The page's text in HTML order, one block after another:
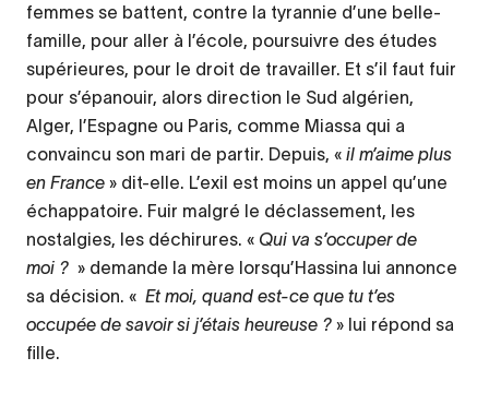
femmes se battent, contre la tyrannie d’une belle-
famille, pour aller à l’école, poursuivre des études
supérieures, pour le droit de travailler. Et s’il faut fuir
pour s’épanouir, alors direction le Sud algérien,
Alger, l’Espagne ou Paris, comme Miassa qui a
convaincu son mari de partir. Depuis, « il m’aime plus
en France » dit-elle. L’exil est moins un appel qu’une
échappatoire. Fuir malgré le déclassement, les
nostalgies, les déchirures. « Qui va s’occuper de
moi ? » demande la mère lorsqu’Hassina lui annonce
sa décision. « Et moi, quand est-ce que tu t’es
occupée de savoir si j’étais heureuse ? » lui répond sa
fille.